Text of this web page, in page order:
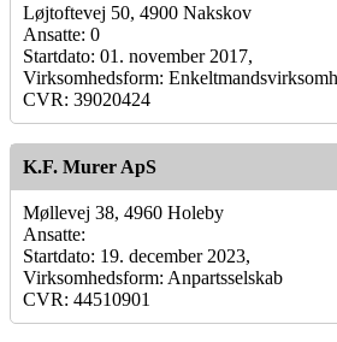
Løjtoftevej 50, 4900 Nakskov
Ansatte: 0
Startdato: 01. november 2017,
Virksomhedsform:
CVR: 39020424
K.F. Murer ApS
Møllevej 38, 4960 Holeby
Ansatte:
Startdato: 19. december 2023,
Virksomhedsform: Anpartsselskab
CVR: 44510901